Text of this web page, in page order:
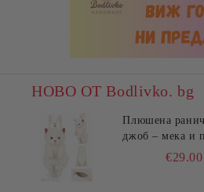
НОВО ОТ Bodlivko. bg
Плюшена
джоб – мека и
€29.00